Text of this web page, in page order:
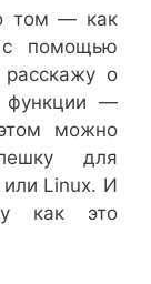
том — как
с помощью
о
функции —
можно
для
или Linux. И
как это